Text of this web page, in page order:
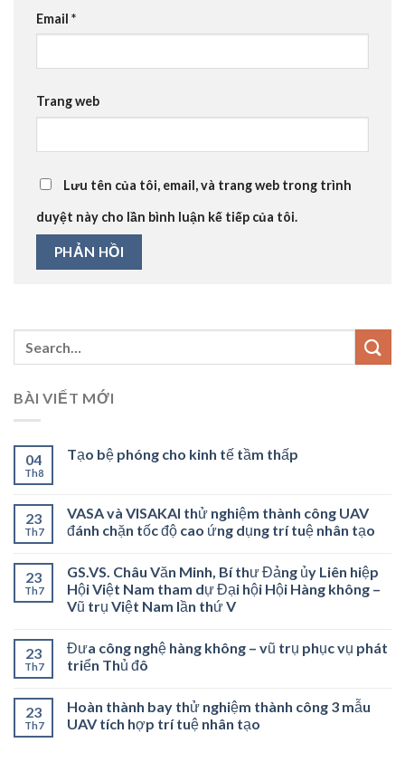
Email *
Trang web
Lưu tên của tôi, email, và trang web trong trình
duyệt này cho lần bình luận kế tiếp của tôi.
BÀI VIẾT MỚI
04
Th8
Tạo bệ phóng cho kinh tế tầm thấp
23
Th7
VASA và VISAKAI thử nghiệm thành công UAV
đánh chặn tốc độ cao ứng dụng trí tuệ nhân tạo
23
Th7
GS.VS. Châu Văn Minh, Bí thư Đảng ủy Liên hiệp
Hội Việt Nam tham dự Đại hội Hội Hàng không –
Vũ trụ Việt Nam lần thứ V
23
Th7
Đưa công nghệ hàng không – vũ trụ phục vụ phát
triển Thủ đô
23
Th7
Hoàn thành bay thử nghiệm thành công 3 mẫu
UAV tích hợp trí tuệ nhân tạo